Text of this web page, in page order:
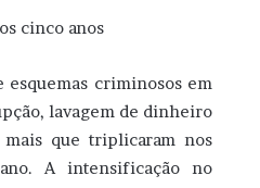
cinco anos
criminosos em
lavagem de dinheiro
mais que triplicaram nos
A intensificação no